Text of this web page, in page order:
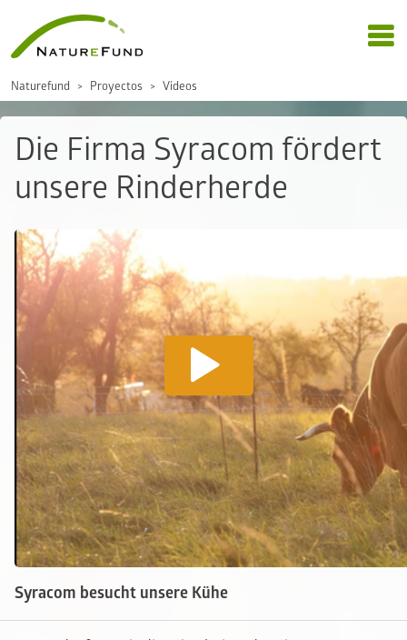
Naturefund Proyectos Vídeos
Die Firma Syracom fördert
unsere Rinderherde
Syracom besucht unsere Kühe